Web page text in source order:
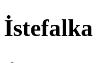
İstefalka